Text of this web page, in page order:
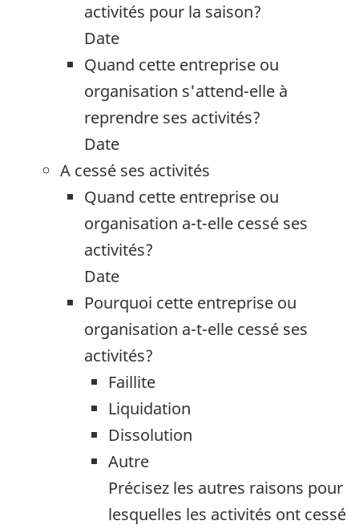
activités pour la saison?
Date
Quand cette entreprise ou
organisation s'attend-elle à
reprendre ses activités?
Date
A cessé ses activités
Quand cette entreprise ou
organisation a-t-elle cessé ses
activités?
Date
Pourquoi cette entreprise ou
organisation a-t-elle cessé ses
activités?
Faillite
Liquidation
Dissolution
Autre
Précisez les autres raisons pour
lesquelles les activités ont cessé